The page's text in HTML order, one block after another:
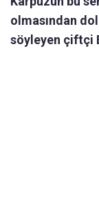
olmasından
söyleyen çiftçi